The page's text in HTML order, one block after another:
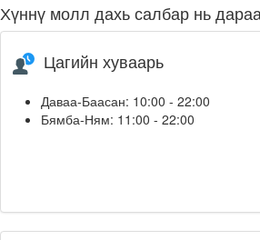
Хүннү молл дахь салбар нь
Цагийн хуваарь
Даваа-Баасан: 10:00 - 22:00
Бямба-Ням: 11:00 - 22:00